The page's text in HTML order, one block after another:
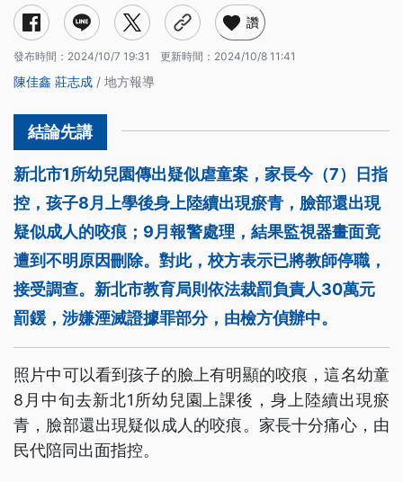
讚
發布時間： 2024/10/7 19:31 更新時間： 2024/10/8 11:41
陳佳鑫 莊志成 / 地方報導
新北市1所幼兒園傳出疑似虐童案，家長今（7）日指
控，孩子8月上學後身上陸續出現瘀青，臉部還出現
疑似成人的咬痕；9月報警處理，結果監視器畫面竟
遭到不明原因刪除。對此，校方表示已將教師停職，
接受調查。新北市教育局則依法裁罰負責人30萬元
罰鍰，涉嫌湮滅證據罪部分，由檢方偵辦中。
照片中可以看到孩子的臉上有明顯的咬痕，這名幼童
8月中旬去新北1所幼兒園上課後，身上陸續出現瘀
青，臉部還出現疑似成人的咬痕。家長十分痛心，由
民代陪同出面指控。